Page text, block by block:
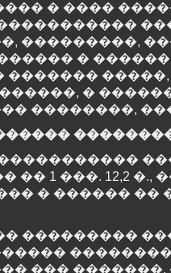
� ����
���������,
�
�������
�
��������,
�� 1 ���. 12,2
� ������ ��
���������
���